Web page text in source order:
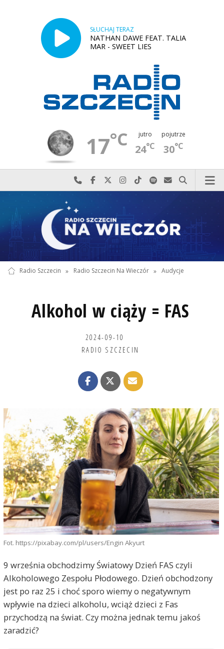
SŁUCHAJ TERAZ
NATHAN DAWE FEAT. TALIA
MAR - SWEET LIES
17°C jutro
24°C
pojutrze
30°C
Najlepiej po prostu do nas zadzwoń
Odwiedź nas na Facebook-u
Odwiedź nas na X
Odwiedź nas na Instagram-ie
Odwiedź nas na TikTok-u
Szukaj nas na Spotify
Wyślij do nas
Szukaj
Radio Szczecin » Radio Szczecin Na Wieczór » Audycje
Alkohol w ciąży = FAS
2024-09-10
RADIO SZCZECIN
Fot. https://pixabay.com/pl/users/Engin Akyurt
9 września obchodzimy Światowy Dzień FAS czyli
Alkoholowego Zespołu Płodowego. Dzień obchodzony
jest po raz 25 i choć sporo wiemy o negatywnym
wpływie na dzieci alkoholu, wciąż dzieci z Fas
przychodzą na świat. Czy można jednak temu jakoś
zaradzić?